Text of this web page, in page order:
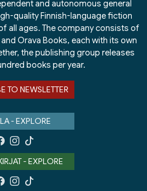
and autonomous general
quality Finnish-language fiction
all ages. The company consists of
Orava Books, each with its own
the publishing group releases
books per year.
TO NEWSLETTER
- EXPLORE
- EXPLORE